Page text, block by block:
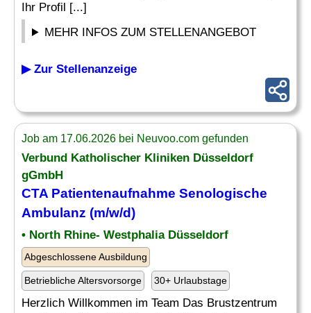
Ihr Profil [...]
MEHR INFOS ZUM STELLENANGEBOT
▶ Zur Stellenanzeige
Job am 17.06.2026 bei Neuvoo.com gefunden
Verbund Katholischer Kliniken Düsseldorf
gGmbH
CTA Patientenaufnahme Senologische
Ambulanz (m/w/d)
• North Rhine- Westphalia Düsseldorf
Abgeschlossene Ausbildung
Betriebliche Altersvorsorge 30+ Urlaubstage
Herzlich Willkommen im Team Das Brustzentrum